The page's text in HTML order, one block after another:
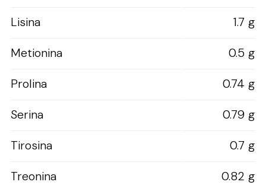
Lisina
1.7 g
Metionina
0.5 g
Prolina
0.74 g
Serina
0.79 g
Tirosina
0.7 g
Treonina
0.82 g